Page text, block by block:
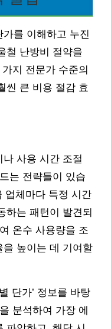
를 이해하고 누진
철 난방비 절약을
지 전문가 수준의
씬 큰 비용 절감 효
사용 시간 조절
는 전략들이 있습
업체마다 특정 시간
하는 패턴이 발견되
온수 사용량을 조
을 높이는 데 기여할
단가’ 정보를 바탕
분석하여 가장 에